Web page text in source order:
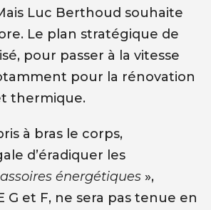
Luc Berthoud souhaite
Le plan stratégique de
pour passer à la vitesse
pour la rénovation
thermique.
à bras le corps,
d’éradiquer les
énergétiques»,
G et F, ne sera pas tenue en